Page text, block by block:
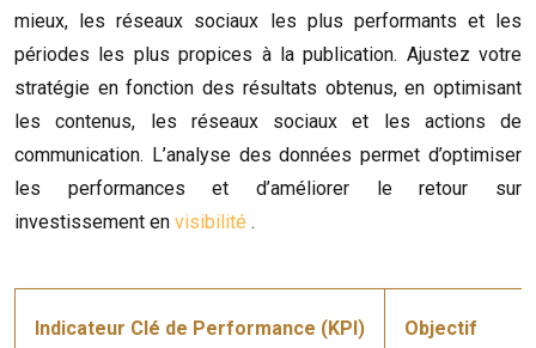
mieux, les réseaux sociaux les plus performants et les
périodes les plus propices à la publication. Ajustez votre
stratégie en fonction des résultats obtenus, en optimisant
les contenus, les réseaux sociaux et les actions de
communication. L’analyse des données permet d’optimiser
les performances et d’améliorer le retour sur
investissement en visibilité .
Indicateur Clé de Performance (KPI) Objectif